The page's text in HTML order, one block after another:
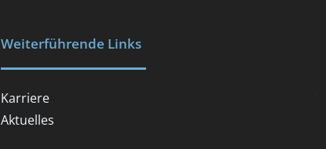
Weiterführende Links
Karriere
Aktuelles